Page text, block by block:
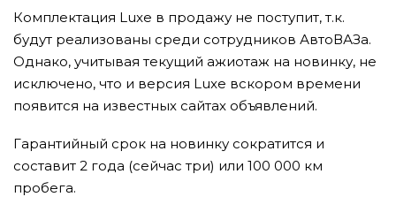
Комплектация Luxe в продажу не поступит, т.к.
будут реализованы среди сотрудников АвтоВАЗа.
Однако, учитывая текущий ажиотаж на новинку, не
исключено, что и версия Luxe вскором времени
появится на известных сайтах объявлений.
Гарантийный срок на новинку сократится и
составит 2 года (сейчас три) или 100 000 км
пробега.